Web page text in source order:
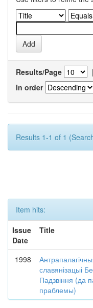
Results/Page |
In order
Results 1-1 of 1
Item hits:
Issue
Date
Title
1998
славянізацыі
Падзвіння (да
праблемы)